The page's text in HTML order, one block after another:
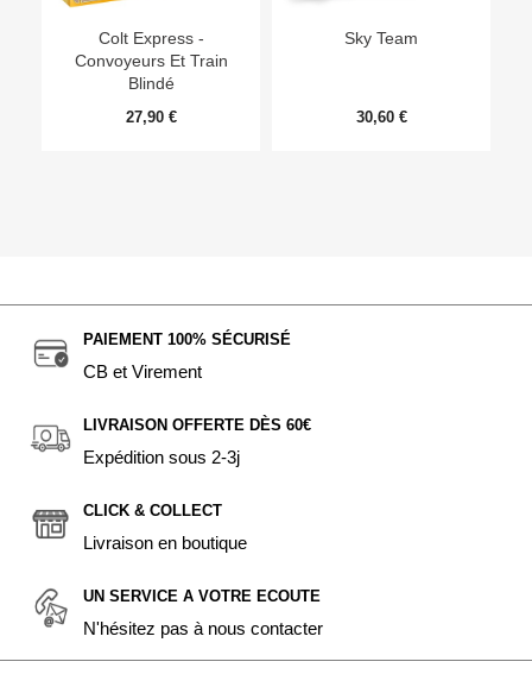
Colt Express -
Convoyeurs Et Train
Blindé
27,90 €
Sky Team
30,60 €
PAIEMENT 100% SÉCURISÉ
CB et Virement
LIVRAISON OFFERTE DÈS 60€
Expédition sous 2-3j
CLICK & COLLECT
Livraison en boutique
UN SERVICE A VOTRE ECOUTE
N'hésitez pas à nous contacter